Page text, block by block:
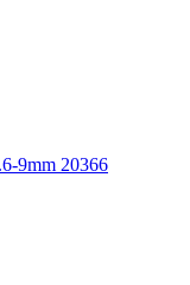
9mm 20366